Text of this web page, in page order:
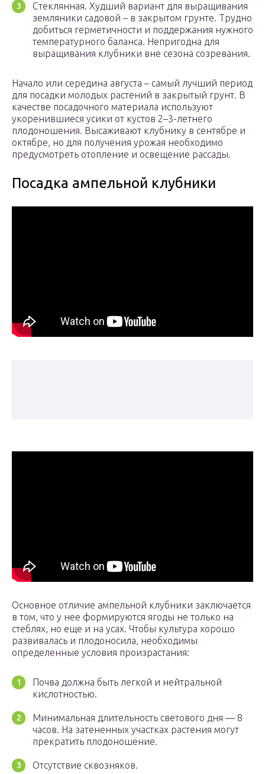
Стеклянная. Худший вариант для выращивания
земляники садовой – в закрытом грунте. Трудно
добиться герметичности и поддержания нужного
температурного баланса. Непригодна для
выращивания клубники вне сезона созревания.
Начало или середина августа – самый лучший период
для посадки молодых растений в закрытый грунт. В
качестве посадочного материала используют
укоренившиеся усики от кустов 2–3-летнего
плодоношения. Высаживают клубнику в сентябре и
октябре, но для получения урожая необходимо
предусмотреть отопление и освещение рассады.
Посадка ампельной клубники
Основное отличие ампельной клубники заключается
в том, что у нее формируются ягоды не только на
стеблях, но еще и на усах. Чтобы культура хорошо
развивалась и плодоносила, необходимы
определенные условия произрастания:
Почва должна быть легкой и нейтральной
кислотностью.
Минимальная длительность светового дня — 8
часов. На затененных участках растения могут
прекратить плодоношение.
Отсутствие сквозняков.